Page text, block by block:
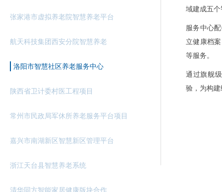
张家港市虚拟养老院智慧养老平台
航天科技集团西安分院智慧养老
洛阳市智慧社区养老服务中心
陕西省卫计委村医工程项目
常州市民政局军休所养老服务平台项目
嘉兴市南湖新区智慧新区管理平台
浙江天台县智慧养老系统
清华同方智能家居健康版块合作
域建成五
服务中心
立健康档
等服务。
通过旗舰
验，为构